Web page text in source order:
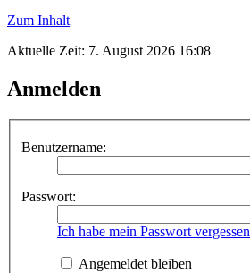
Zum Inhalt
Aktuelle Zeit: 7. August 2026 16:08
Anmelden
Benutzername:
Passwort:
Ich habe mein Passwort vergessen
Angemeldet bleiben